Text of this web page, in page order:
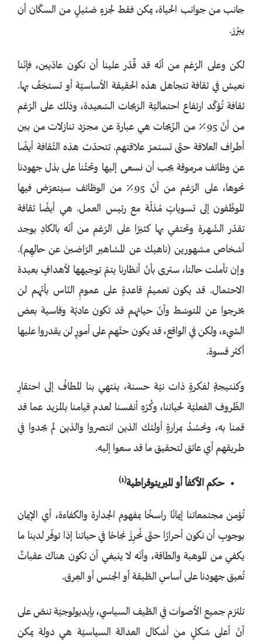
جانب من جوانب الحياة، يمكن فقط لجزءٍ ضئيلٍ من السكّان أن
يبرُز.
لكن وعلى الرّغم من أنّه قد قٌدّر علينا أن نكون عادّيين، فإنّنا
نعيش في ثقافة تتجاهل هذه الحقيقة الأساسيّة أو تستخِفّ بها.
ثقافة تُؤكّد ارتفاع احتماليّة الزيجات السّعيدة، وذلك على الرّغم
من أنّ 95٪ من الزّيجات هي عبارة عن مجرّد تنازلات من بين
أطراف العلاقة حتّى تستمرّ علاقتهم. تتحدّث هذه الثّقافة أيضًا
عن وظائف مرموقة يجب أن نسعى إليها وتحثّنا على بذل جهودنا
نحوها، على الرّغم من أنّ 95٪ من الوظائف سيتعرّض فيها
الموظّفون إلى تسوياتٍ مُذلّة مع رئيس العمل. هي أيضًا ثقافة
تقدّر الشّهرة وتحتفي بها كثيرًا على الرّغم من أنّه بالكادِ يوجد
أشخاص مشهورين (ناهيك عن المشاهير الرّاضينَ عن حالِهِم).
وإن تأملت حالنا، سترى بأنّ أنظارنا يتمّ توجيهها لأهدافٍ بعيدة
الاحتمال. قد يكون تعميمُ قاعدةٍ على عمومِ النّاس بأنّهم لن
يخرجوا عن المتوسّط وأنّ حياتهم قد تكون عاديّة وقاسية بعض
الشيء، ولكن في الواقع، قد يكون حثّهم على أمورٍ لن يقدروا عليها
أكثر قسوة.
وكنتيجةٍ لفكرةٍ ذات نيّة حسنة، ينتهي بنا المطافُ إلى احتقارِ
الظّروف الفعليّة لحياتنا، وكُرْهِ أنفسنا لعدم قيامنا بالمزيد عما قد
قمنا به، ونحسُدُ بمرارةٍ أولئك الذين انتصروا والذين لم يجدوا في
طريقهم أي عائق لتحقيق ما قد سعوا إليه.
حكمالأكفأ أو الميريتوقراطية(1)
تُؤمن مجتمعاتنا إيمانًا راسخًا بمفهوم الجدارة والكفاءة، أي الإيمان
بوجوبِ أن نكون أحرارًا حتّى نُحرِزَ نجاحًا في حياتنا إذا توفّر لدينا ما
يكفي من الموهبة والطاقة، وأنّه لا ينبغي أن تكون هناك عقباتٌ
تُعيق جهودنا على أساسِ الطّبقة أو الجنس أو العِرق.
تلتزم جميع الأصوات في الطّيف السياسي، بإيديولوجيّة تنصّ على
أنّ أعلى شكلٍ من أشكال العدالة السياسيّة هي دولة يمكن